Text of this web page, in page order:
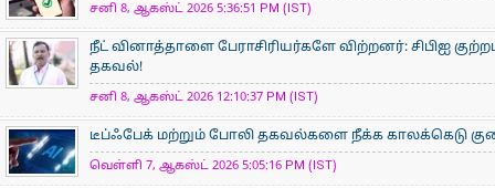
சனி 8, ஆகஸ்ட் 2026 5:36:51 PM (IST)
நீட் வினாத்தாளை பேராசிரியர்களே விற்றனர்: சிபிஐ
தகவல்!
சனி 8, ஆகஸ்ட் 2026 12:10:37 PM (IST)
டீப்ஃபேக் மற்றும் போலி தகவல்களை நீக்க காலக்கெடு
வெள்ளி 7, ஆகஸ்ட் 2026 5:05:16 PM (IST)